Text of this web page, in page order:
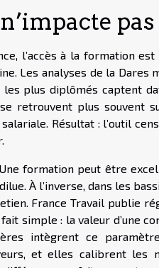
l’accès à la formation
Les analyses de la Dares
plus diplômés captent
retrouvent plus souvent
Résultat : l’outil
formation peut être
À l’inverse, dans les
France Travail publie
simple : la valeur d’une
intègrent ce
et elles calibrent les